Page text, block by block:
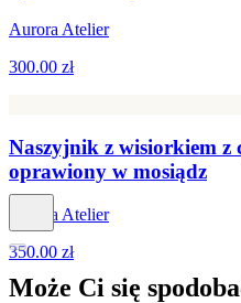
Aurora Atelier
300.00 zł
Naszyjnik z wisiorkiem
oprawiony w mosiądz
Aurora Atelier
350.00 zł
Może Ci się